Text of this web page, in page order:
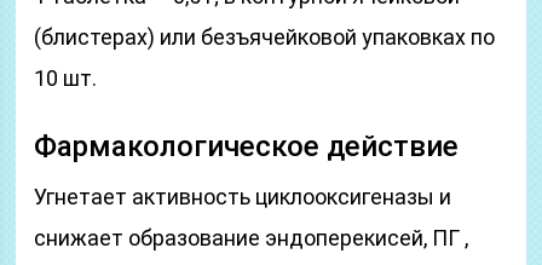
(блистерах) или безъячейковой упаковках по
10 шт.
Фармакологическое действие
Угнетает активность циклооксигеназы и
снижает образование эндоперекисей, ПГ ,